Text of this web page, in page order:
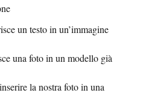
un testo in un’immagine
una foto in un modello già
la nostra foto in una